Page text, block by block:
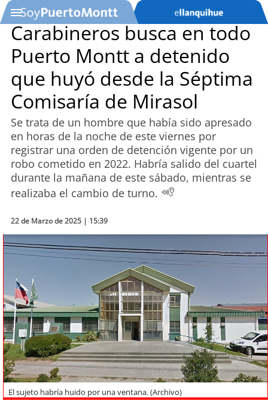
SOYTV
Podcast
Actualidad
Entretención
Economía
Deportes
Tecnología
Sostenibilidad
soychile
soyarica
soyiquique
soycalama
Carabineros busca en todo
Puerto Montt a detenido
que huyó desde la Séptima
Comisaría de Mirasol
Se trata de un hombre que había sido apresado
en horas de la noche de este viernes por
registrar una orden de detención vigente por un
robo cometido en 2022. Habría salido del cuartel
durante la mañana de este sábado, mientras se
realizaba el cambio de turno.
22 de Marzo de 2025 | 15:39
El sujeto habría huido por una ventana. (Archivo)